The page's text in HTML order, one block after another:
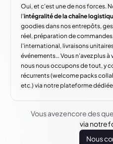
Oui, et c'est une de nos forces.
l'intégralité de la chaîne
goodies dans nos entrepôts,
réel, préparation de
l'international, livraisons
événements… Vous n'avez plus
nous nous occupons de tout, y
récurrents (welcome packs
etc.) via notre plateforme
Vous avez encore des
via notre
Nous